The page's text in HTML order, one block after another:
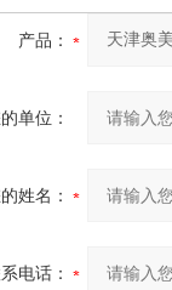
产品：
单位：
姓名：
电话：